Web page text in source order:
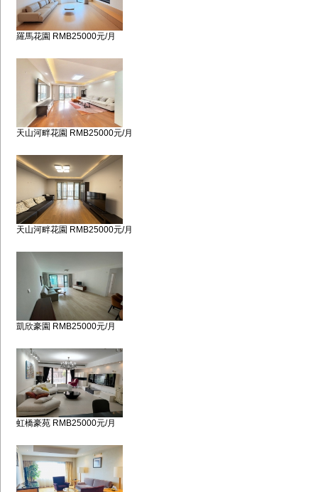
羅馬花園 RMB25000元/月
天山河畔花園 RMB25000元/月
天山河畔花園 RMB25000元/月
凱欣豪園 RMB25000元/月
虹橋豪苑 RMB25000元/月